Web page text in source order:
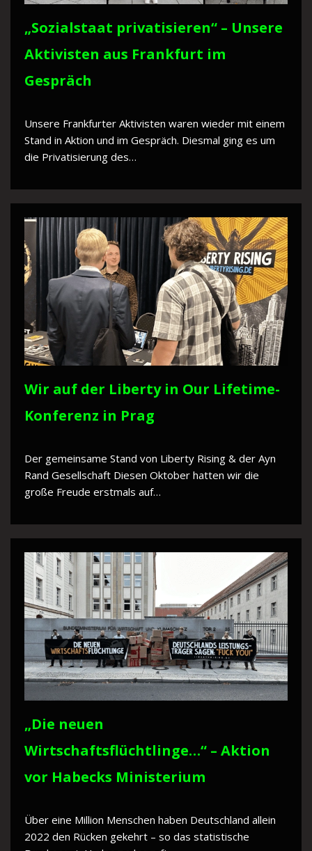
„Sozialstaat privatisieren“ – Unsere
Aktivisten aus Frankfurt im
Gespräch
Unsere Frankfurter Aktivisten waren wieder mit einem
Stand in Aktion und im Gespräch. Diesmal ging es um
die Privatisierung des…
Wir auf der Liberty in Our Lifetime-
Konferenz in Prag
Der gemeinsame Stand von Liberty Rising & der Ayn
Rand Gesellschaft Diesen Oktober hatten wir die
große Freude erstmals auf…
„Die neuen
Wirtschaftsflüchtlinge…“ – Aktion
vor Habecks Ministerium
Über eine Million Menschen haben Deutschland allein
2022 den Rücken gekehrt – so das statistische